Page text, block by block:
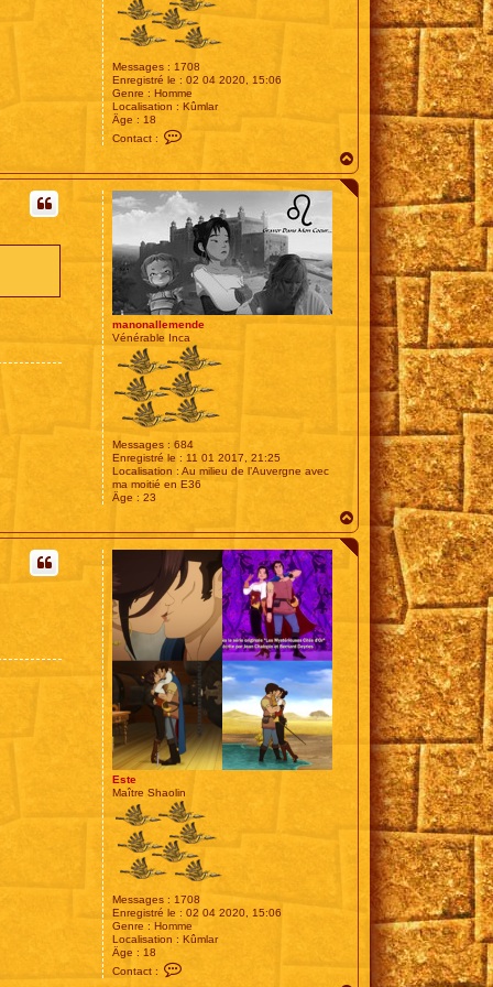
Messages : 1708
Enregistré le : 02 04 2020, 15:06
Genre : Homme
Localisation : Kûmlar
Âge : 18
Contact :
t
c
e
a
u
manonallemende
Vénérable Inca
Messages : 684
Enregistré le : 11 01 2017, 21:25
Localisation : Au milieu de l’Auvergne avec
ma moitié en E36
Âge : 23
a
u
Este
Maître Shaolin
Messages : 1708
Enregistré le : 02 04 2020, 15:06
Genre : Homme
Localisation : Kûmlar
Âge : 18
Contact :